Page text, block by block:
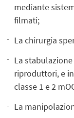
mediante
filmati;
La chirurgia
La
riproduttori, e
classe 1 e 2
La